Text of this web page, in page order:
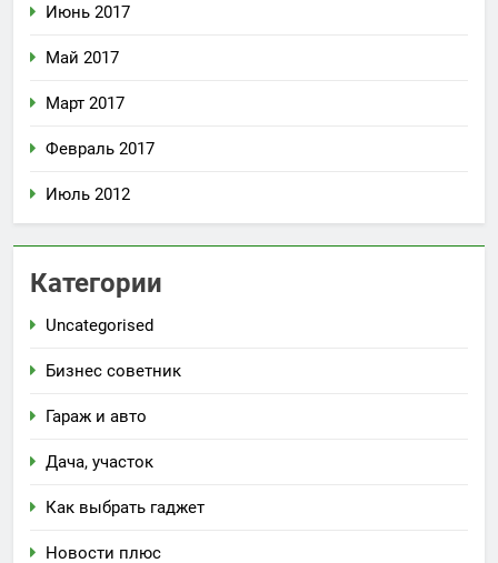
Июнь 2017
Май 2017
Март 2017
Февраль 2017
Июль 2012
Категории
Uncategorised
Бизнес советник
Гараж и авто
Дача, участок
Как выбрать гаджет
Новости плюс